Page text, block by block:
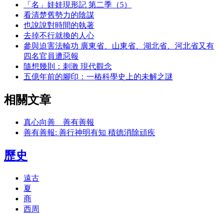
「名」娃娃現形記 第二季（5）
看清楚舊勢力的陰謀
也說說對時間的執著
去掉不行就換的人心
參與迫害法輪功 廣東省、山東省、湖北省、河北省又有
四名官員遭惡報
隨想幾則：刺激 現代觀念
五億年前的腳印：一樁科學史上的未解之謎
相關文章
真心向善 善有善報
善有善報: 善行神明有知 積德消除頑疾
歷史
遠古
夏
商
西周